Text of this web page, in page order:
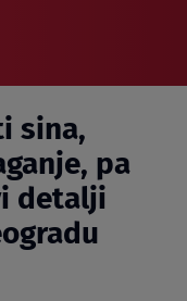
sina,
pa
detalji